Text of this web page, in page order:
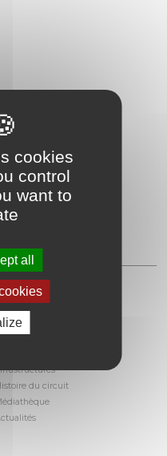
circuit
pratiques
du circuit
cookies
control
want to
all